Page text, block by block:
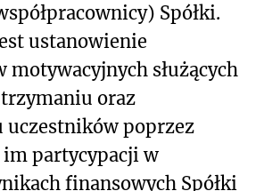
Spółki.
ustanowienie
motywacyjnych służących
oraz
poprzez
partycypacji w
finansowych Spółki